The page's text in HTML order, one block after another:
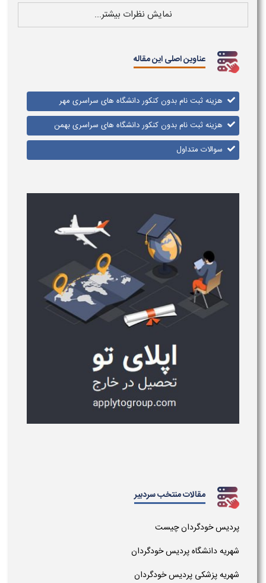
نمایش نظرات بیشتر...
عناوین اصلی این مقاله
هزینه ثبت نام بدون کنکور دانشگاه های سراسری مهر
هزینه ثبت نام بدون کنکور دانشگاه های سراسری بهمن
سوالات متداول
مقالات منتخب سردبیر
پردیس خودگردان چیست
شهریه دانشگاه پردیس خودگردان
شهریه پزشکی پردیس خودگردان